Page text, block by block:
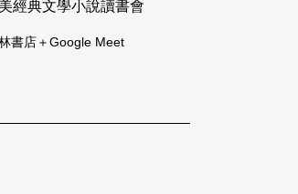
經典文學小說讀書會
書店＋Google Meet